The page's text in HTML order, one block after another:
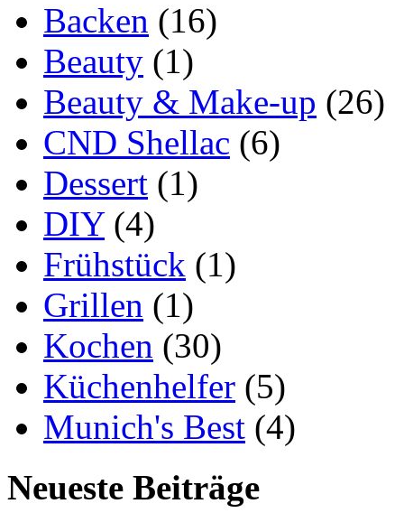
Backen (16)
Beauty (1)
Beauty & Make-up (26)
CND Shellac (6)
Dessert (1)
DIY(4)
Frühstück (1)
Grillen (1)
Kochen (30)
Küchenhelfer (5)
Munich's Best (4)
Neueste Beiträge